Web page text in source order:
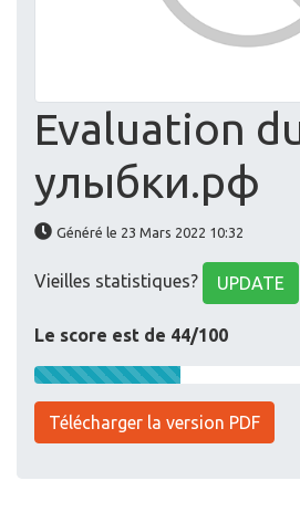
Evaluation
улыбки.рф
Généré le 23 Mars 2022 10:32
Vieilles statistiques? UPDATE
Le score est de 44/100
Télécharger la version PDF